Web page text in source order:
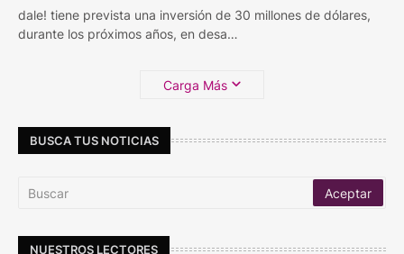
dale! tiene prevista una inversión de 30 millones de dólares,
durante los próximos años, en desa…
Carga Más
BUSCA TUS NOTICIAS
NUESTROS LECTORES